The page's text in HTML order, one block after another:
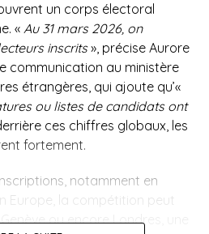
un corps électoral
«Au 31 mars 2026, on
inscrits», précise Aurore
communication au ministère
étrangères, qui ajoute qu’«
ou listes de candidats ont
ces chiffres globaux, les
fortement.
notamment en
Europe, la compétition peut
ou encore Londres, une